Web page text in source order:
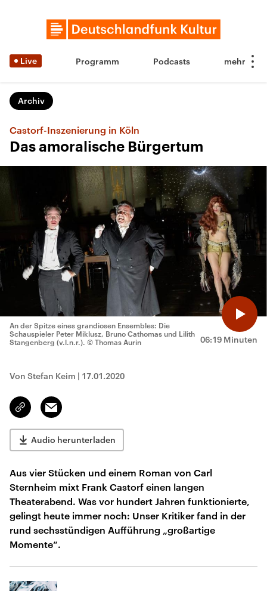
Live Programm Podcasts
Archiv
Castorf-Inszenierung in Köln
Das amoralische Bürgertum
06:19 Minuten
An der Spitze eines grandiosen Ensembles: Die
Schauspieler Peter Miklusz, Bruno Cathomas und Lilith
Stangenberg (v.l.n.r.). © Thomas Aurin
Von Stefan Keim | 17.01.2020
Link
kopieren/teilen
Email
Audio herunterladen
Aus vier Stücken und einem Roman von Carl
Sternheim mixt Frank Castorf einen langen
Theaterabend. Was vor hundert Jahren funktionierte,
gelingt heute immer noch: Unser Kritiker fand in der
rund sechsstündigen Aufführung „großartige
Momente“.